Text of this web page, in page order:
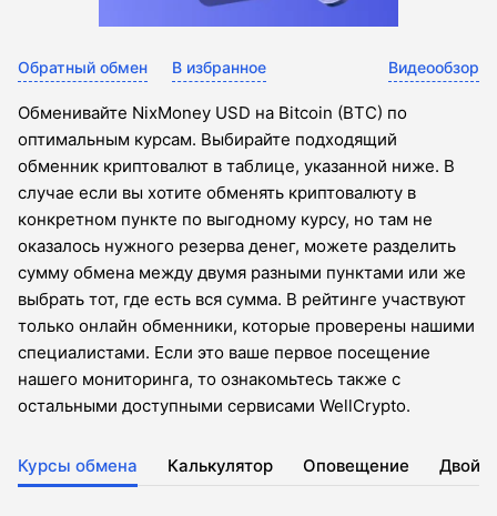
Обратный обмен В избранное Видеообзор
Обменивайте NixMoney USD на Bitcoin (BTC) по
оптимальным курсам. Выбирайте подходящий
обменник криптовалют в таблице, указанной ниже. В
случае если вы хотите обменять криптовалюту в
конкретном пункте по выгодному курсу, но там не
оказалось нужного резерва денег, можете разделить
сумму обмена между двумя разными пунктами или же
выбрать тот, где есть вся сумма. В рейтинге участвуют
только онлайн обменники, которые проверены нашими
специалистами. Если это ваше первое посещение
нашего мониторинга, то ознакомьтесь также с
остальными доступными сервисами WellCrypto.
Курсы обмена Калькулятор Оповещение